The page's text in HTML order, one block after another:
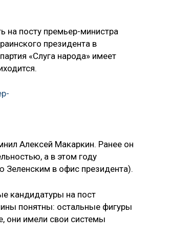
на посту премьер-министра
президента в
«Слуга народа» имеет
Алексей Макаркин. Ранее он
а в этом году
Зеленским в офис президента).
кандидатуры на пост
понятны: остальные фигуры
они имели свои системы